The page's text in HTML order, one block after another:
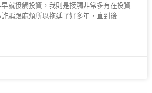
就接觸投資，我則是接觸非常多有在投資
騙跟麻煩所以拖延了好多年，直到後